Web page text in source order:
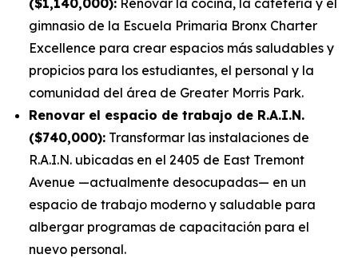
($1,140,000): Renovar la cocina, la cafetería y el
gimnasio de la Escuela Primaria Bronx Charter
Excellence para crear espacios más saludables y
propicios para los estudiantes, el personal y la
comunidad del área de Greater Morris Park.
Renovar el espacio de trabajo de R.A.I.N.
($740,000): Transformar las instalaciones de
R.A.I.N. ubicadas en el 2405 de East Tremont
Avenue —actualmente desocupadas— en un
espacio de trabajo moderno y saludable para
albergar programas de capacitación para el
nuevo personal.